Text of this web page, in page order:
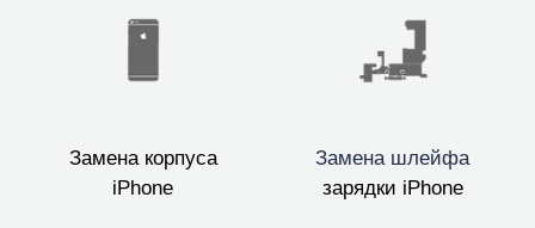
Замена корпуса
iPhone
Замена шлейфа
зарядки iPhone